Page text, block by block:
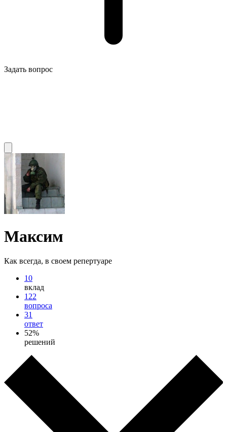
Задать вопрос
Максим
Как всегда, в своем репертуаре
10
вклад
122
вопроса
31
ответ
52%
решений